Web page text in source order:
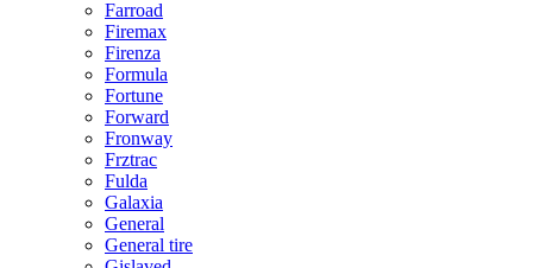
Farroad
Firemax
Firenza
Formula
Fortune
Forward
Fronway
Frztrac
Fulda
Galaxia
General
General tire